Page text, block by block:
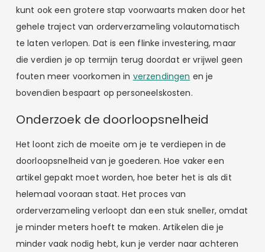
kunt ook een grotere stap voorwaarts maken door het
gehele traject van orderverzameling volautomatisch
te laten verlopen. Dat is een flinke investering, maar
die verdien je op termijn terug doordat er vrijwel geen
fouten meer voorkomen in verzendingen en je
bovendien bespaart op personeelskosten.
Onderzoek de doorloopsnelheid
Het loont zich de moeite om je te verdiepen in de
doorloopsnelheid van je goederen. Hoe vaker een
artikel gepakt moet worden, hoe beter het is als dit
helemaal vooraan staat. Het proces van
orderverzameling verloopt dan een stuk sneller, omdat
je minder meters hoeft te maken. Artikelen die je
minder vaak nodig hebt, kun je verder naar achteren